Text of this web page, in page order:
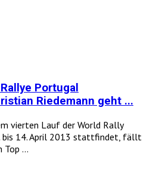
Portugal
Riedemann geht ...
vierten Lauf der World Rally
bis 14. April 2013 stattfindet, fällt
Top ...